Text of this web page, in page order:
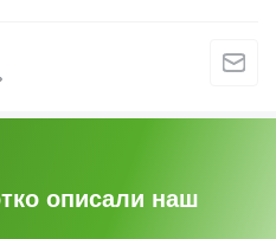
описали наш